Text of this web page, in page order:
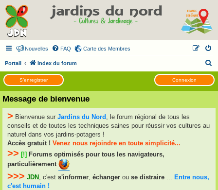
Nouvelles FAQ Carte des Membres
Portail Index du forum
e
c
e
S’enregistrer Connexion
Message de bienvenue
> Bienvenue sur Jardins du Nord , le forum régional de tous les
conseils et de toutes les techniques saines pour réussir vos cultures au
naturel dans vos jardins-potagers !
Accès gratuit ! Venez nous rejoindre en toute simplicité...
>> [!] Forums optimisés pour tous les navigateurs,
particulièrement
>>> JDN , c'est s'informer échanger ou se distraire
Entre nous,
c'est humain !